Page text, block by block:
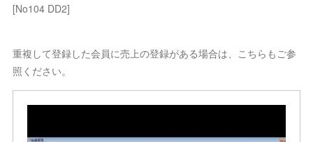
[No104 DD2]
重複して登録した会員に売上の登録がある場合は、こちらもご参
照ください。